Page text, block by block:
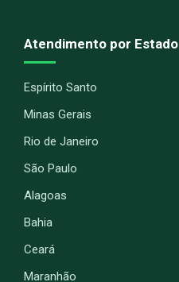
Atendimento por Estado
Espírito Santo
Minas Gerais
Rio de Janeiro
São Paulo
Alagoas
Bahia
Ceará
Maranhão